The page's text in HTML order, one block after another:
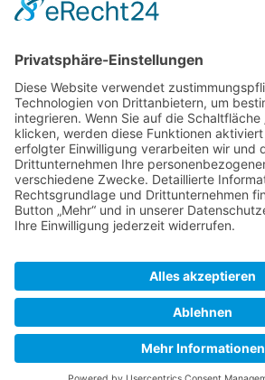
Verbindung von der
Bojen in verschiedenen
Zuletzt bearbeitet vor 3 Jahrenvon
M Dietrich
SkipperGuide
Datenschutz Klassische Ansicht